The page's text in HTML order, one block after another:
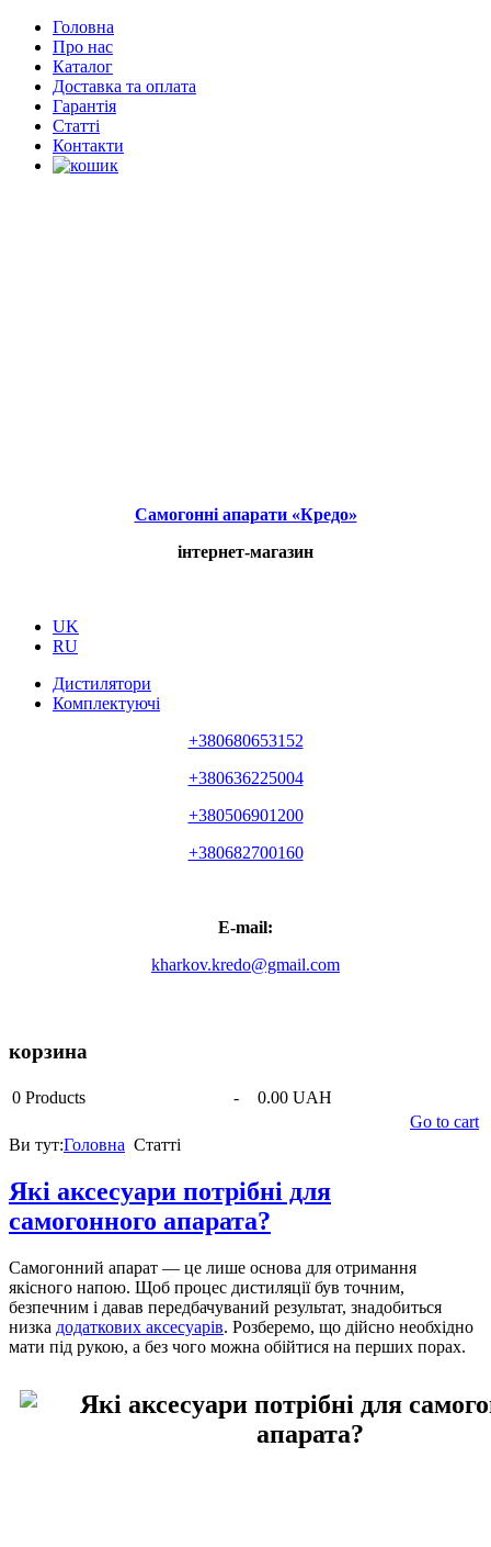
Головна
Про нас
Каталог
Доставка та оплата
Гарантія
Статті
Контакти
Самогонні апарати «Кредо»
інтернет-магазин
UK
RU
Дистилятори
Комплектуючі
+380680653152
+380636225004
+380506901200
+380682700160
E-mail:
kharkov.kredo@gmail.com
корзина
0 Products -
0.00 UAH
Go to cart
Ви тут:Головна Статті
Які аксесуари потрібні для
самогонного апарата?
Самогонний апарат — це лише основа для отримання
якісного напою. Щоб процес дистиляції був точним,
безпечним і давав передбачуваний результат, знадобиться
низка додаткових аксесуарів. Розберемо, що дійсно необхідно
мати під рукою, а без чого можна обійтися на перших порах.